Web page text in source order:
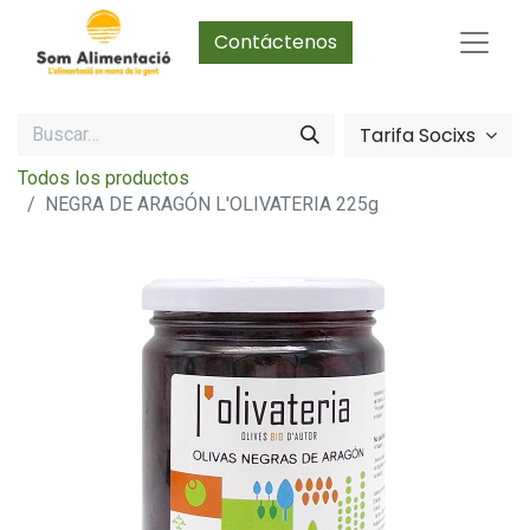
Contáctenos
Tarifa Socixs
Todos los productos
NEGRA DE ARAGÓN L'OLIVATERIA 225g